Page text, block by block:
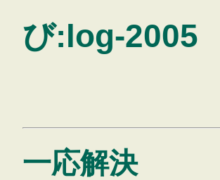
び:log-2005
一応解決